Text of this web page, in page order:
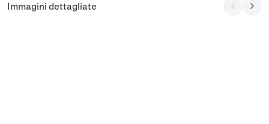
Immagini dettagliate